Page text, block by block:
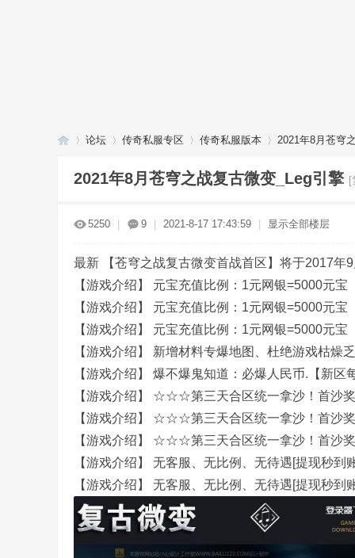
论坛 传奇私服专区 传奇私服版本 2021年8月苍穹
2021年8月苍穹之战复古微变_Leg引擎 [
5250 9 2021-8-17 17:43:59 显示全部楼层
最新 【苍穹之战复古微变首战首区】将于2017年
【游戏介绍】 元宝充值比例：1元网银=5000元宝
【游戏介绍】 元宝充值比例：1元网银=5000元宝
【游戏介绍】 元宝充值比例：1元网银=5000元宝
【游戏介绍】 新增材料专爆地图、杜绝游戏枯燥
【游戏介绍】 爆不爆鬼知道：必爆人民币.【新区
【游戏介绍】 ☆☆☆第三天合区统一拿沙！首
【游戏介绍】 ☆☆☆第三天合区统一拿沙！首
【游戏介绍】 ☆☆☆第三天合区统一拿沙！首
【游戏介绍】 无客服、无比例、无待遇[提现秒到
【游戏介绍】 无客服、无比例、无待遇[提现秒到